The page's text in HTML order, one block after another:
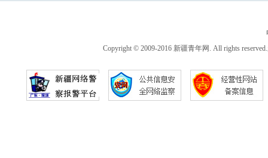
Copyright © 2009-2016 新疆青年网. All rights